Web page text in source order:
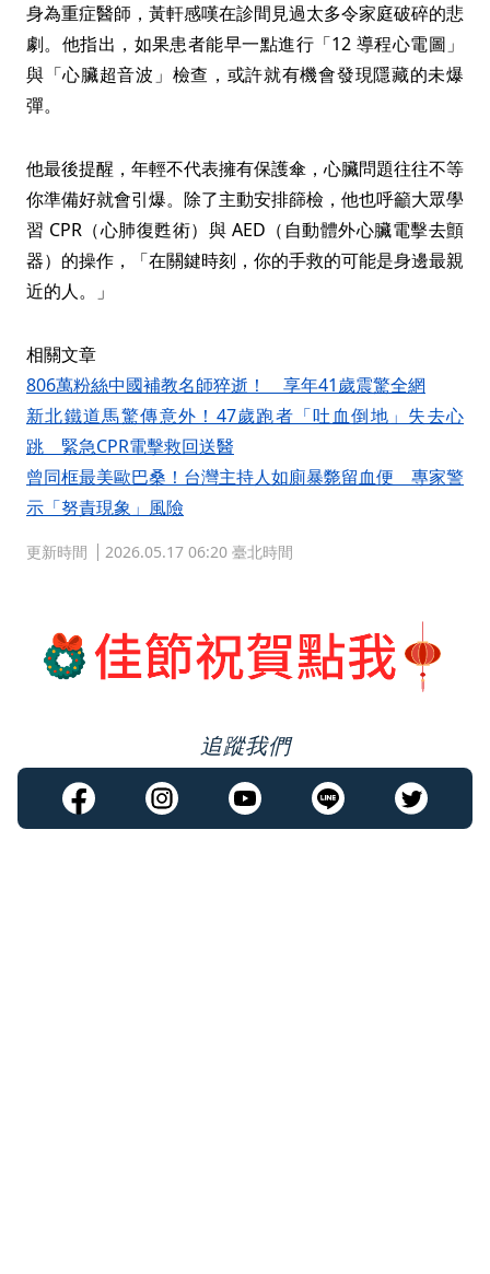
身為重症醫師，黃軒感嘆在診間見過太多令家庭破碎的悲
劇。他指出，如果患者能早一點進行「12 導程心電圖」
與「心臟超音波」檢查，或許就有機會發現隱藏的未爆
彈。
他最後提醒，年輕不代表擁有保護傘，心臟問題往往不等
你準備好就會引爆。除了主動安排篩檢，他也呼籲大眾學
習 CPR（心肺復甦術）與 AED（自動體外心臟電擊去顫
器）的操作，「在關鍵時刻，你的手救的可能是身邊最親
近的人。」
相關文章
806萬粉絲中國補教名師猝逝！ 享年41歲震驚全網
新北鐵道馬驚傳意外！47歲跑者「吐血倒地」失去心
跳 緊急CPR電擊救回送醫
曾同框最美歐巴桑！台灣主持人如廁暴斃留血便 專家警
示「努責現象」風險
更新時間 2026.05.17 06:20 臺北時間
追蹤我們